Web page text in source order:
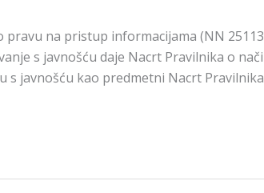
pravu na pristup informacijama (NN
s javnošću daje Nacrt Pravilnika o
s javnošću kao predmetni Nacrt